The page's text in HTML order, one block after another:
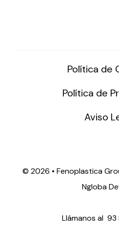
Política de
Política de
Aviso
© 2026 • Fenoplastica
Ngloba
Llámanos al 93